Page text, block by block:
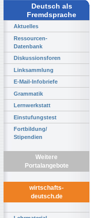
Deutsch als
Fremdsprache
Aktuelles
Ressourcen-
Datenbank
Diskussionsforen
Linksammlung
E-Mail-Infobriefe
Grammatik
Lernwerkstatt
Einstufungstest
Fortbildung/
Stipendien
Weitere
Portalangebote
wirtschafts-
deutsch.de